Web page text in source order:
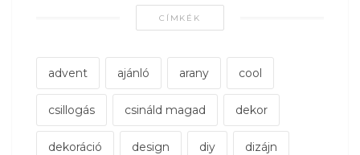
CÍMKÉK
advent ajánló arany cool
csillogás csináld magad dekor
dekoráció design diy dizájn